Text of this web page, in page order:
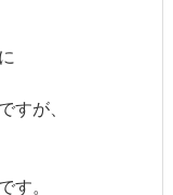
すが、
す。